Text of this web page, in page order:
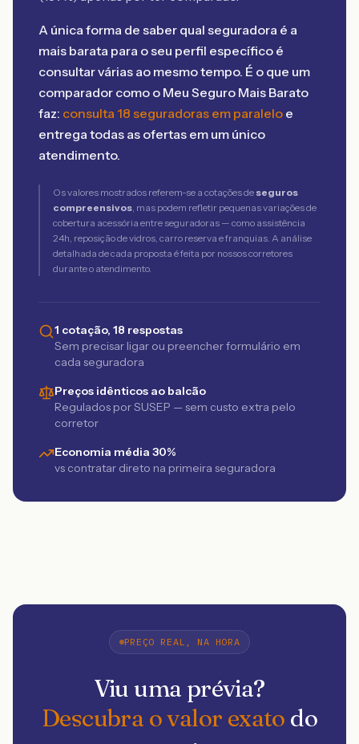
A única forma de saber qual seguradora é a
mais barata para o seu perfil específico é
consultar várias ao mesmo tempo. É o que um
comparador como o Meu Seguro Mais Barato
faz: consulta 18 seguradoras em paralelo e
entrega todas as ofertas em um único
atendimento.
Os valores mostrados referem-se a cotações de seguros
compreensivos, mas podem refletir pequenas variações de
cobertura acessória entre seguradoras — como assistência
24h, reposição de vidros, carro reserva e franquias. A análise
detalhada de cada proposta é feita por nossos corretores
durante o atendimento.
1 cotação, 18 respostas
Sem precisar ligar ou preencher formulário em
cada seguradora
Preços idênticos ao balcão
Regulados por SUSEP — sem custo extra pelo
corretor
Economia média 30%
vs contratar direto na primeira seguradora
PREÇO REAL, NA HORA
Viu uma prévia?
Descubra o valor exato do